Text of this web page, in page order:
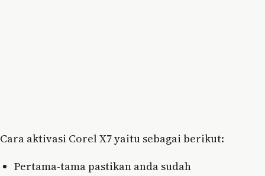
Cara aktivasi Corel X7 yaitu sebagai berikut:
Pertama-tama pastikan anda sudah